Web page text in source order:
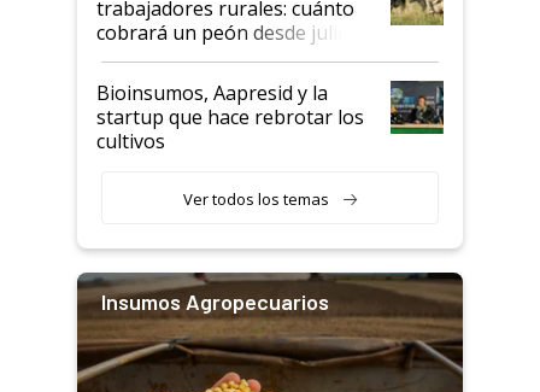
trabajadores rurales: cuánto
cobrará un peón desde julio
Bioinsumos, Aapresid y la
startup que hace rebrotar los
cultivos
Ver todos los temas
Insumos Agropecuarios